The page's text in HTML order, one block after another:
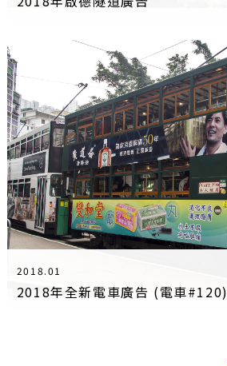
2018.01
2018年全新電車廣告 (電車#120)